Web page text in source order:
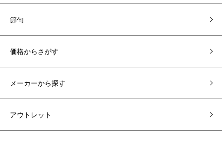
節句
価格からさがす
メーカーから探す
アウトレット